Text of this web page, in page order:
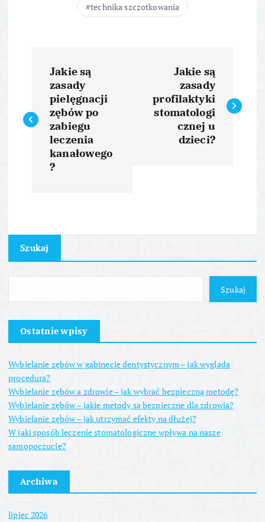
technika szczotkowania
w
c
j
a
w
p
i
s
u
Jakie są
zasady
pielęgnacji
zębów po
zabiegu
leczenia
kanałowego
?
Jakie są
zasady
profilaktyki
stomatologi
cznej u
dzieci?
Szukaj
Szukaj
Ostatnie wpisy
Wybielanie zębów w gabinecie dentystycznym – jak wygląda
procedura?
Wybielanie zębów a zdrowie – jak wybrać bezpieczną metodę?
Wybielanie zębów – jakie metody są bezpieczne dla zdrowia?
Wybielanie zębów – jak utrzymać efekty na dłużej?
W jaki sposób leczenie stomatologiczne wpływa na nasze
samopoczucie?
Archiwa
lipiec 2026